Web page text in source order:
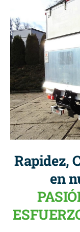
Rapidez,
en